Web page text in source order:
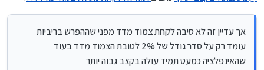
קל"צ יהיה עמלות היוון באם הריביות ירדו, אך עדיין זה לא
סיבה לקחת צמוד מדד מפני שההפרש בריביות עומד רק על
כמעט תמיד עולה בקצב גבוה יותר.
מה שכן מומלץ זה לשלב בתמהיל חלק בהלוואת זכאות [למי
אך עדיין זה לא סיבה לקחת צמוד מדד מפני שההפרש בריביות
עומד רק על סדר גודל של 2% לטובת הצמוד מדד בעוד
שהאינפלציה כמעט תמיד עולה בקצב גבוה יותר